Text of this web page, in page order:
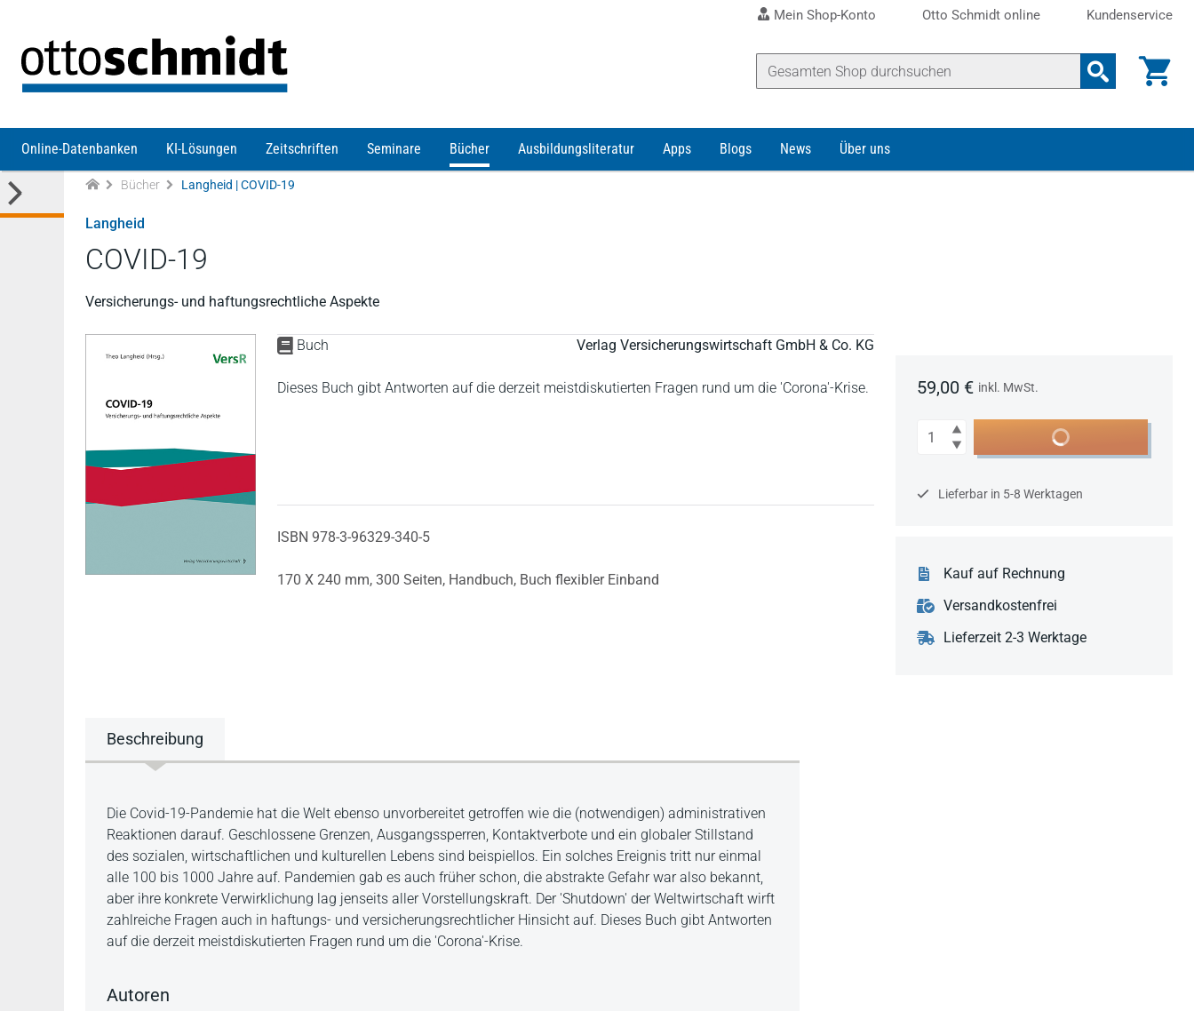
Mein Shop-Konto Otto Schmidt online Kundenservice
Online-Datenbanken KI-Lösungen Zeitschriften Seminare Bücher Ausbildungsliteratur Apps Blogs News Über uns
Bücher Langheid | COVID-19
Langheid
COVID-19
Versicherungs- und haftungsrechtliche Aspekte
Buch Verlag Versicherungswirtschaft GmbH & Co. KG
Dieses Buch gibt Antworten auf die derzeit meistdiskutierten Fragen rund um die 'Corona'-Krise.
ISBN 978-3-96329-340-5
170 X 240 mm, 300 Seiten, Handbuch, Buch flexibler Einband
59,00 € inkl. MwSt.
Anzahl In den Warenkorb
Lieferbar in 5-8 Werktagen
Kauf auf Rechnung
Versandkostenfrei
Lieferzeit 2-3 Werktage
Beschreibung
Beschreibung
Die Covid-19-Pandemie hat die Welt ebenso unvorbereitet getroffen wie die (notwendigen) administrativen
Reaktionen darauf. Geschlossene Grenzen, Ausgangssperren, Kontaktverbote und ein globaler Stillstand
des sozialen, wirtschaftlichen und kulturellen Lebens sind beispiellos. Ein solches Ereignis tritt nur einmal
alle 100 bis 1000 Jahre auf. Pandemien gab es auch früher schon, die abstrakte Gefahr war also bekannt,
aber ihre konkrete Verwirklichung lag jenseits aller Vorstellungskraft. Der 'Shutdown' der Weltwirtschaft wirft
zahlreiche Fragen auch in haftungs- und versicherungsrechtlicher Hinsicht auf. Dieses Buch gibt Antworten
auf die derzeit meistdiskutierten Fragen rund um die 'Corona'-Krise.
Autoren